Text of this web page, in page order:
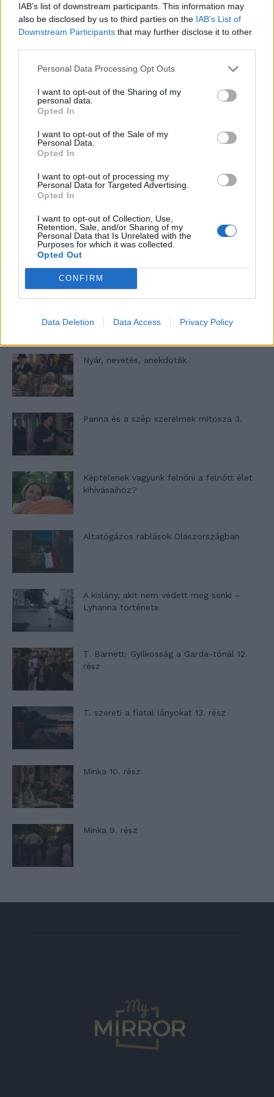
IAB’s list of downstream participants. This information may
also be disclosed by us to third parties on the IAB’s List of
Downstream Participants that may further disclose it to other
Personal Data Processing Opt Outs
I want to opt-out of the Sharing of my
personal data.
Opted In
I want to opt-out of the Sale of my
Personal Data.
Opted In
I want to opt-out of processing my
Personal Data for Targeted Advertising.
Opted In
I want to opt-out of Collection, Use,
Retention, Sale, and/or Sharing of my
Personal Data that Is Unrelated with the
Purposes for which it was collected.
Opted Out
CONFIRM
Data Deletion Data Access Privacy Policy
T. szereti a fiatal lányokat 14. rész
Pedig szóltam… – Miért nem hiszünk a
gyűjteménye
Elyna Robbs: Adéle és az örökölt árnyak
Woody Allen megosztó zsenialitása
A világ legismertebb ruhái
Nyár, nevetés, anekdoták
Panna és a szép szerelmek mítosza 3.
Képtelenek vagyunk felnőni a felnőtt élet
kihívásaihoz?
Altatógázos rablások Olaszországban
A kislány, akit nem védett meg senki –
Lyhanna története
T. Barnett: Gyilkosság a Garda-tónál 12.
rész
T. szereti a fiatal lányokat 13. rész
Minka 10. rész
Minka 9. rész